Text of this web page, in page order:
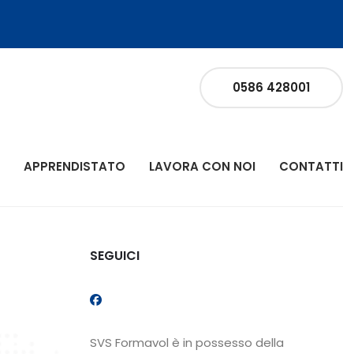
0586 428001
APPRENDISTATO LAVORA CON NOI CONTATTI
SEGUICI
SVS Formavol è in possesso della